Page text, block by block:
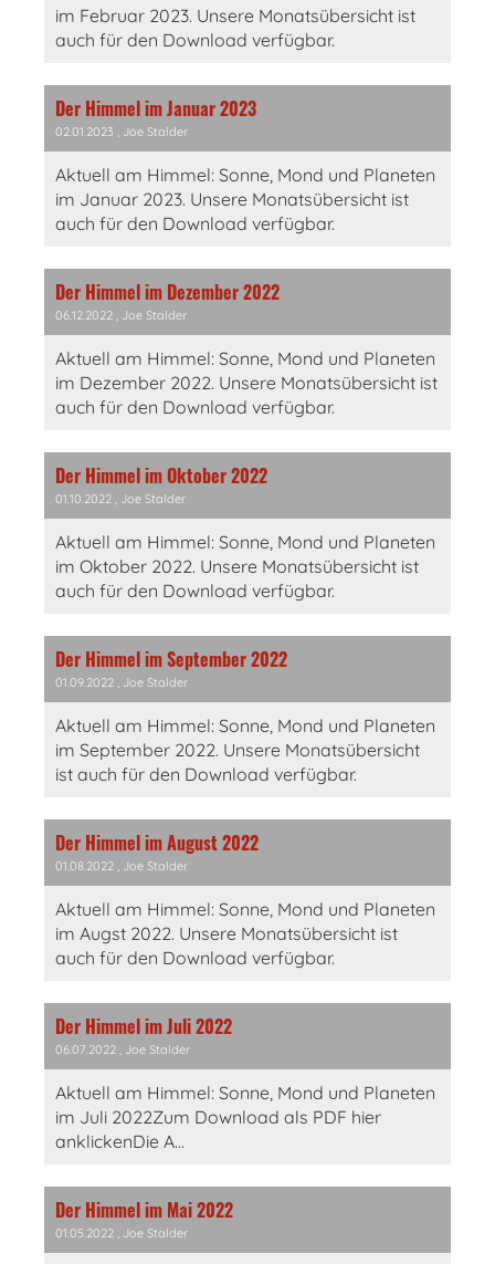
im Februar 2023. Unsere Monatsübersicht ist
auch für den Download verfügbar.
Der Himmel im Januar 2023
02.01.2023 , Joe Stalder
Aktuell am Himmel: Sonne, Mond und Planeten
im Januar 2023. Unsere Monatsübersicht ist
auch für den Download verfügbar.
Der Himmel im Dezember 2022
06.12.2022 , Joe Stalder
Aktuell am Himmel: Sonne, Mond und Planeten
im Dezember 2022. Unsere Monatsübersicht ist
auch für den Download verfügbar.
Der Himmel im Oktober 2022
01.10.2022 , Joe Stalder
Aktuell am Himmel: Sonne, Mond und Planeten
im Oktober 2022. Unsere Monatsübersicht ist
auch für den Download verfügbar.
Der Himmel im September 2022
01.09.2022 , Joe Stalder
Aktuell am Himmel: Sonne, Mond und Planeten
im September 2022. Unsere Monatsübersicht
ist auch für den Download verfügbar.
Der Himmel im August 2022
01.08.2022 , Joe Stalder
Aktuell am Himmel: Sonne, Mond und Planeten
im Augst 2022. Unsere Monatsübersicht ist
auch für den Download verfügbar.
Der Himmel im Juli 2022
06.07.2022 , Joe Stalder
Aktuell am Himmel: Sonne, Mond und Planeten
im Juli 2022Zum Download als PDF hier
anklickenDie A...
Der Himmel im Mai 2022
01.05.2022 , Joe Stalder